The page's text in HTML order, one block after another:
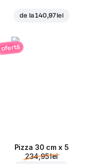
de la140,97 lei
ofertă
Pizza 30 cm x 5
234,95 lei